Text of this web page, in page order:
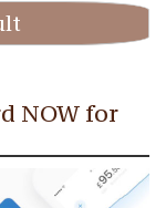
NOW for